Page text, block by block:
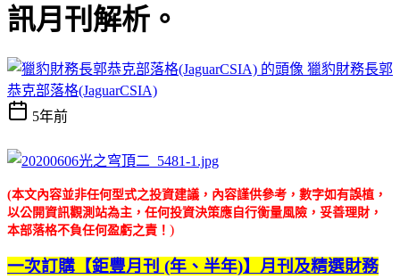
訊月刊解析。
獵豹財務長郭
恭克部落格(JaguarCSIA)
5年前
(本文內容並非任何型式之投資建議，內容謹供參考，數字如有誤植，
以公開資訊觀測站為主，任何投資決策應自行衡量風險，妥善理財，
本部落格不負任何盈虧之責！ )
一次訂購【鉅豐月刊 (年、半年)】月刊及精選財務